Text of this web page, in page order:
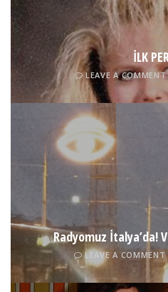
İLK
LEAVE A COMMENT
Radyomuz İtalya’da!
LEAVE A COMMENT